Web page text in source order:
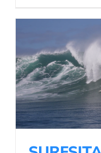
SURFSITAS
PREMIO
Noticias